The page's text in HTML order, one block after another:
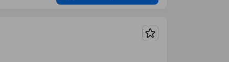
Merken